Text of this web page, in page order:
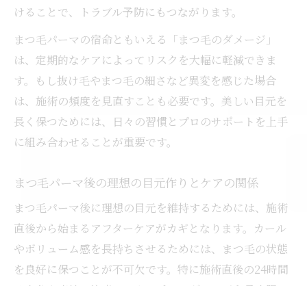
けることで、トラブル予防にもつながります。
まつ毛パーマの宿命ともいえる「まつ毛のダメージ」
は、定期的なケアによってリスクを大幅に軽減できま
す。もし抜け毛やまつ毛の細さなど異変を感じた場合
は、施術の頻度を見直すことも必要です。美しい目元を
長く保つためには、日々の習慣とプロのサポートを上手
に組み合わせることが重要です。
まつ毛パーマ後の理想の目元作りとケアの関係
まつ毛パーマ後に理想の目元を維持するためには、施術
直後から始まるアフターケアがカギとなります。カール
やボリューム感を長持ちさせるためには、まつ毛の状態
を良好に保つことが不可欠です。特に施術直後の24時間